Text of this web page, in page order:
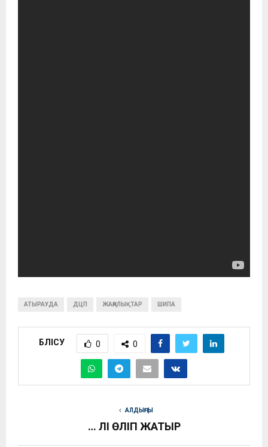
АТЫРАУДА ДЦП ЖАҢАЛЫҚТАР ШИПА
БӨЛІСУ 0 0
АЛДЫҢҒЫ
… ӘЛІ ӨЛІП ЖАТЫР